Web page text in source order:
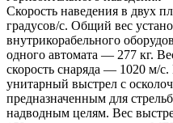
Скорость наведения в двух
градусов/с. Общий вес
внутрикорабельного
одного автомата — 277 кг.
скорость снаряда — 1020 м/
унитарный выстрел с
предназначенным для
надводным целям. Вес